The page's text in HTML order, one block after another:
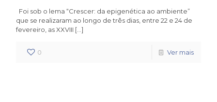
Foi sob o lema “Crescer: da epigenética ao ambiente”
que se realizaram ao longo de três dias, entre 22 e 24 de
fevereiro, as XXVIII […]
0 Ver mais